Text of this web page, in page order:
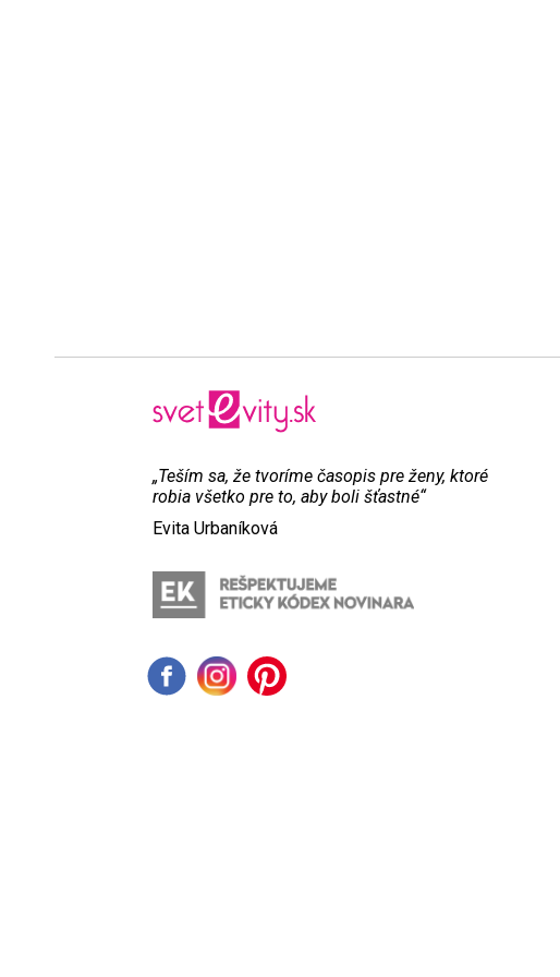
„Teším sa, že tvoríme časopis pre ženy, ktoré
robia všetko pre to, aby boli šťastné“
Evita Urbaníková